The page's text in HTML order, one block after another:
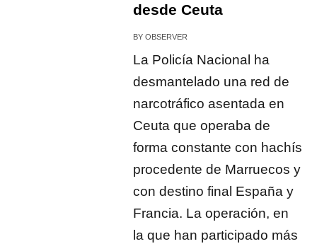
desde Ceuta
BYOBSERVER
La Policía Nacional ha
desmantelado una red de
narcotráfico asentada en
Ceuta que operaba de
forma constante con hachís
procedente de Marruecos y
con destino final España y
Francia. La operación, en
la que han participado más